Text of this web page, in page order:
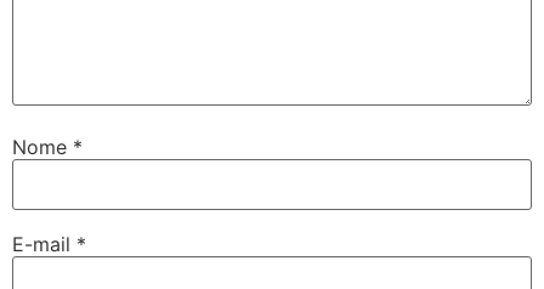
Nome *
E-mail *